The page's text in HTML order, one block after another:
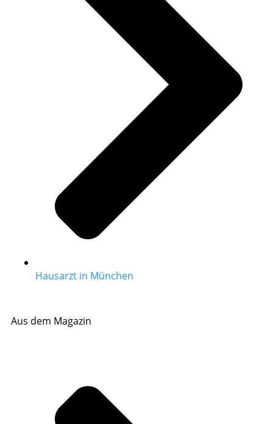
Hausarzt in München
Aus dem Magazin